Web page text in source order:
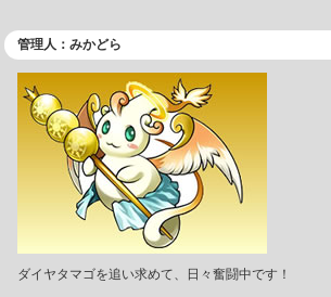
管理人：みかどら
ダイヤタマゴを追い求めて、日々奮闘中です！